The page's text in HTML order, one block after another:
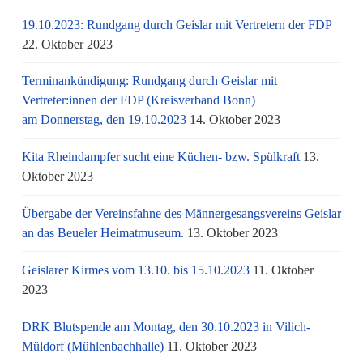
19.10.2023: Rundgang durch Geislar mit Vertretern der FDP
22. Oktober 2023
Terminankündigung: Rundgang durch Geislar mit
Vertreter:innen der FDP (Kreisverband Bonn)
am Donnerstag, den 19.10.2023 14. Oktober 2023
Kita Rheindampfer sucht eine Küchen- bzw. Spülkraft 13.
Oktober 2023
Übergabe der Vereinsfahne des Männergesangsvereins Geislar
an das Beueler Heimatmuseum. 13. Oktober 2023
Geislarer Kirmes vom 13.10. bis 15.10.2023 11. Oktober
2023
DRK Blutspende am Montag, den 30.10.2023 in Vilich-
Müldorf (Mühlenbachhalle) 11. Oktober 2023